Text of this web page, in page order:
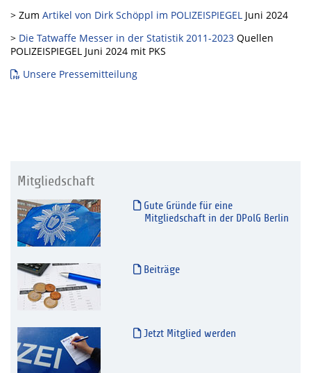
> Zum Artikel von Dirk Schöppl im POLIZEISPIEGEL Juni 2024
> Die Tatwaffe Messer in der Statistik 2011-2023 Quellen
POLIZEISPIEGEL Juni 2024 mit PKS
Unsere Pressemitteilung
Mitgliedschaft
Gute Gründe für eine
Mitgliedschaft in der DPolG Berlin
Beiträge
Jetzt Mitglied werden